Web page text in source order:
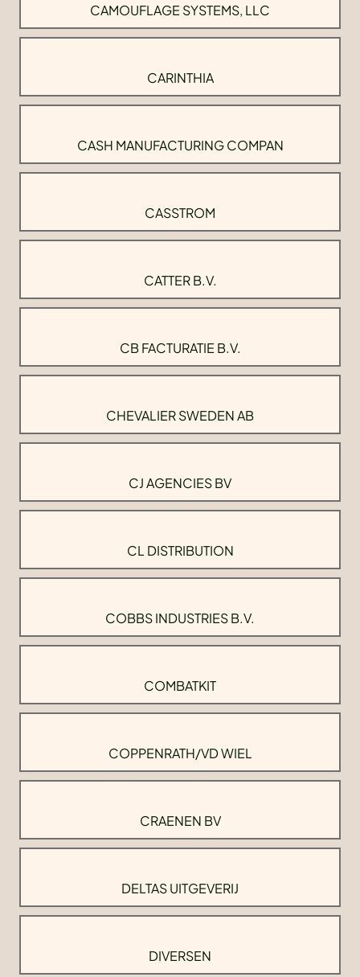
CAMOUFLAGE SYSTEMS, LLC
CARINTHIA
CASH MANUFACTURING COMPAN
CASSTROM
CATTER B.V.
CB FACTURATIE B.V.
CHEVALIER SWEDEN AB
CJ AGENCIES BV
CL DISTRIBUTION
COBBS INDUSTRIES B.V.
COMBATKIT
COPPENRATH/VD WIEL
CRAENEN BV
DELTAS UITGEVERIJ
DIVERSEN